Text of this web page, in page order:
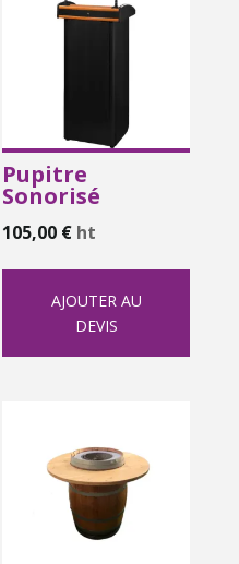
Pupitre
Sonorisé
105,00 € ht
AJOUTER AU
DEVIS